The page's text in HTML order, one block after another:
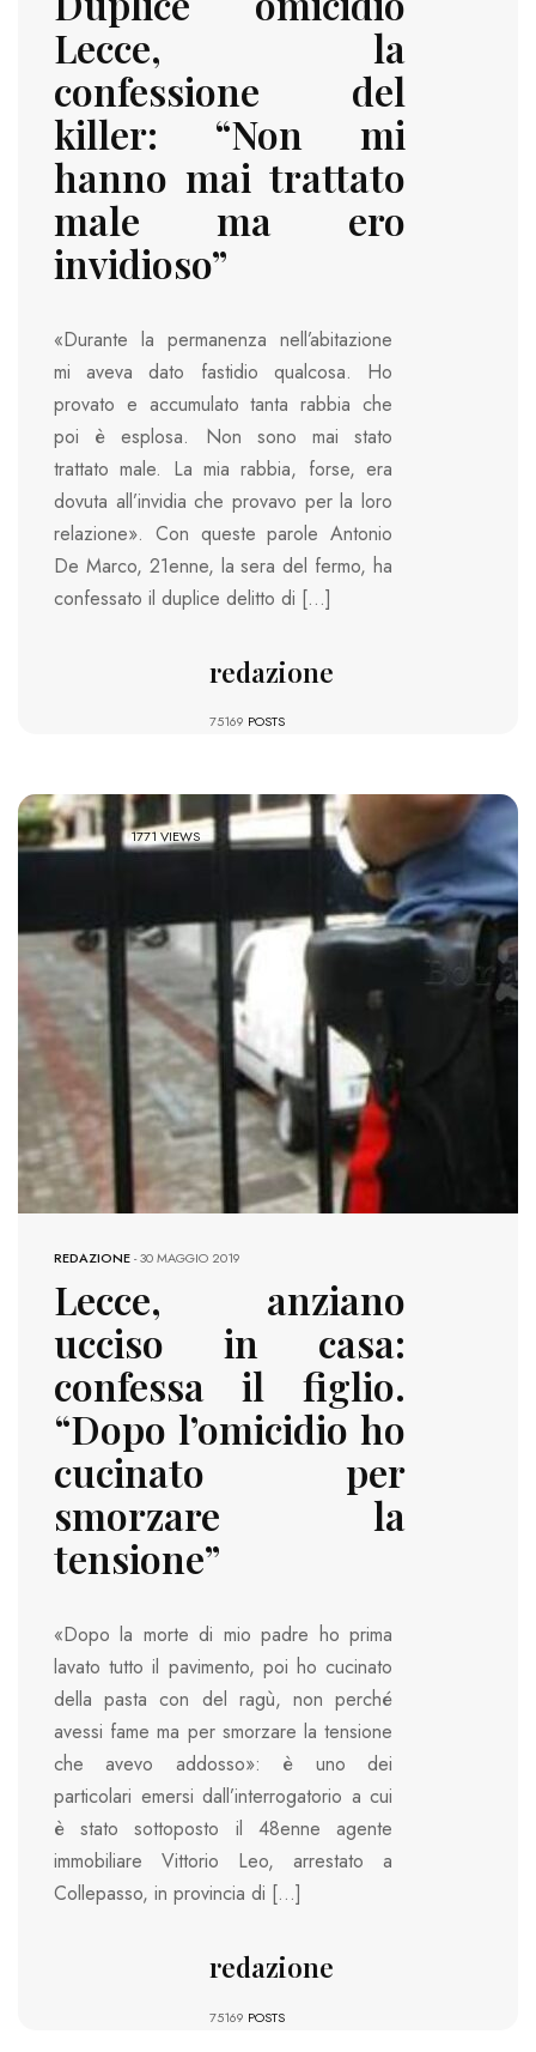
Lecce, la
confessione del
killer: “Non mi
hanno mai trattato
male ma ero
invidioso”
«Durante la permanenza nell’abitazione
mi aveva dato fastidio qualcosa. Ho
provato e accumulato tanta rabbia che
poi è esplosa. Non sono mai stato
trattato male. La mia rabbia, forse, era
dovuta all’invidia che provavo per la loro
relazione». Con queste parole Antonio
De Marco, 21enne, la sera del fermo, ha
confessato il duplice delitto di […]
redazione
75169 POSTS
1771 VIEWS
REDAZIONE-30 MAGGIO 2019
Lecce, anziano
ucciso in casa:
confessa il figlio.
“Dopo l’omicidio ho
cucinato per
smorzare la
tensione”
«Dopo la morte di mio padre ho prima
lavato tutto il pavimento, poi ho cucinato
della pasta con del ragù, non perché
avessi fame ma per smorzare la tensione
che avevo addosso»: è uno dei
particolari emersi dall’interrogatorio a cui
è stato sottoposto il 48enne agente
immobiliare Vittorio Leo, arrestato a
Collepasso, in provincia di […]
redazione
75169 POSTS